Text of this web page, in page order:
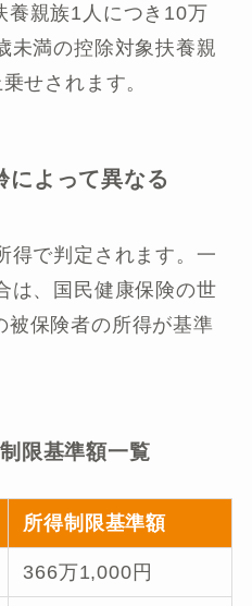
養親族1人につき10万
未満の控除対象扶養親
せされます。
によって異なる
得で判定されます。一
は、国民健康保険の世
被保険者の所得が基準
限基準額一覧
所得制限基準額
366万1,000円